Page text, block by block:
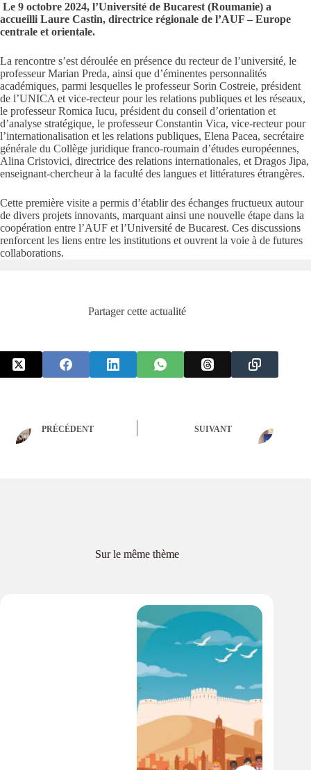
Le 9 octobre 2024, l’Université de Bucarest (Roumanie) a
accueilli Laure Castin, directrice régionale de l’AUF – Europe
centrale et orientale.
La rencontre s’est déroulée en présence du recteur de l’université, le
professeur Marian Preda, ainsi que d’éminentes personnalités
académiques, parmi lesquelles le professeur Sorin Costreie, président
de l’UNICA et vice-recteur pour les relations publiques et les réseaux,
le professeur Romica Iucu, président du conseil d’orientation et
d’analyse stratégique, le professeur Constantin Vica, vice-recteur pour
l’internationalisation et les relations publiques, Elena Pacea, secrétaire
générale du Collège juridique franco-roumain d’études européennes,
Alina Cristovici, directrice des relations internationales, et Dragos Jipa,
enseignant-chercheur à la faculté des langues et littératures étrangères.
Cette première visite a permis d’établir des échanges fructueux autour
de divers projets innovants, marquant ainsi une nouvelle étape dans la
coopération entre l’AUF et l’Université de Bucarest. Ces discussions
renforcent les liens entre les institutions et ouvrent la voie à de futures
collaborations.
Partager cette actualité
PRÉCÉDENT SUIVANT
Sur le même thème